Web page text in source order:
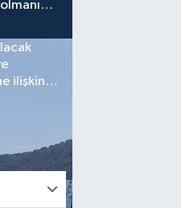
ilişkin